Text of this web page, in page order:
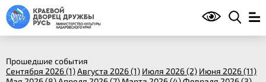
Прошедшие события
Сентября 2026 (1)Августа 2026 (1) Июля 2026 (2) Июня 2026 (11)